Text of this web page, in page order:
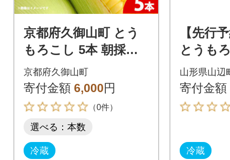
京都府久御山町 とう
もろこし 5本 朝採り
ゴールドラッシュ
京都府久御山町
寄付金額 6,000円
（0件）
選べる：本数
冷蔵
【先行
とうも
ドラッ
本) 【朝
送】
山形県山辺
寄付金額
冷蔵